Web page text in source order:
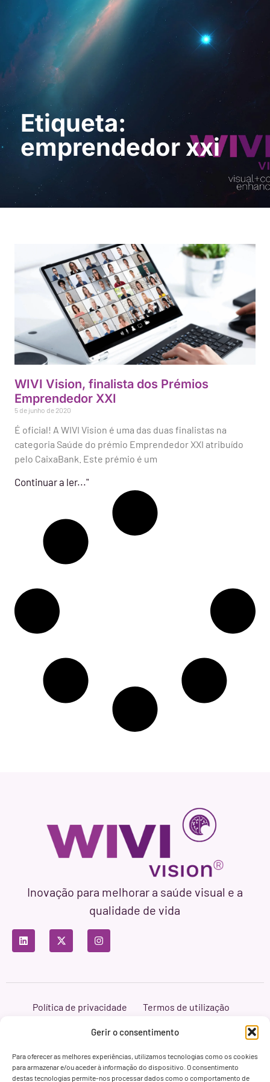
Gerir o consentimento
Para oferecer as melhores experiências, utilizamos tecnologias como os cookies
para armazenar e/ou aceder à informação do dispositivo. O consentimento
destas tecnologias permite-nos processar dados como o comportamento de
demonstração
Etiqueta:
emprendedor xxi
WIVI Vision, finalista dos Prémios
Emprendedor XXI
5 de junho de 2020
É oficial! A WIVI Vision é uma das duas finalistas na
categoria Saúde do prémio Emprendedor XXI atribuído
pelo CaixaBank. Este prémio é um
Continuar a ler..."
Inovação para melhorar a saúde visual e a
qualidade de vida
Política de privacidade
Termos de utilização
Branding & Web ASH Proyectos Creativos